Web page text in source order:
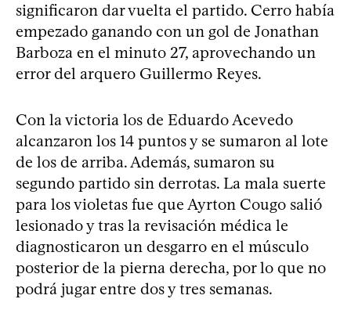
significaron dar vuelta el partido. Cerro había
empezado ganando con un gol de Jonathan
Barboza en el minuto 27, aprovechando un
error del arquero Guillermo Reyes.
Con la victoria los de Eduardo Acevedo
alcanzaron los 14 puntos y se sumaron al lote
de los de arriba. Además, sumaron su
segundo partido sin derrotas. La mala suerte
para los violetas fue que Ayrton Cougo salió
lesionado y tras la revisación médica le
diagnosticaron un desgarro en el músculo
posterior de la pierna derecha, por lo que no
podrá jugar entre dos y tres semanas.